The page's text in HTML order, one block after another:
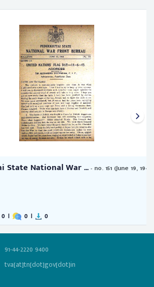
National War ...- no. 151 (June 19, 1943)
0 | 0
91-44-2220 9400
tva[at]tn[dot]gov[dot]in